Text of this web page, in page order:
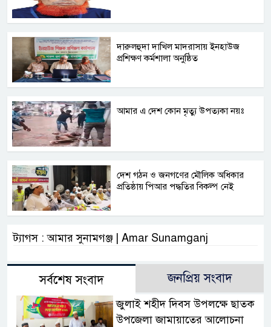
দারুলহুদা দাখিল মাদরাসায় ইনহাউজ
প্রশিক্ষণ কর্মশালা অনুষ্ঠিত
আমার এ দেশ কোন মৃত্যু উপত্যকা নয়ঃ
দেশ গঠন ও জনগণের মৌলিক অধিকার
প্রতিষ্ঠায় পিআর পদ্ধতির বিকল্প নেই
ট্যাগস : আমার সুনামগঞ্জ | Amar Sunamganj
সর্বশেষ সংবাদ জনপ্রিয় সংবাদ
জুলাই শহীদ দিবস উপলক্ষে ছাতক
উপজেলা জামায়াতের আলোচনা